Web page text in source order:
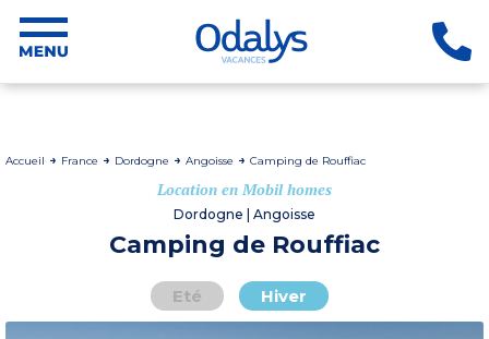
Accueil France Dordogne Angoisse Camping de Rouffiac
Location en Mobil homes
Dordogne | Angoisse
Camping de Rouffiac
Eté Hiver